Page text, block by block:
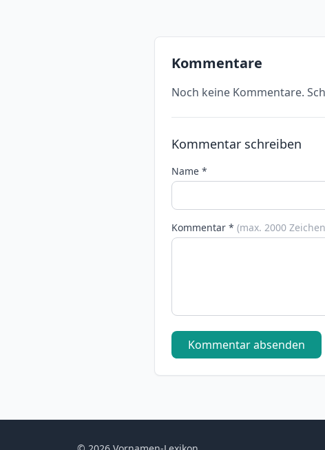
Kommentare
Noch keine Kommentare.
Kommentar schreiben
Name *
Kommentar * (max. 2000
Kommentar absenden